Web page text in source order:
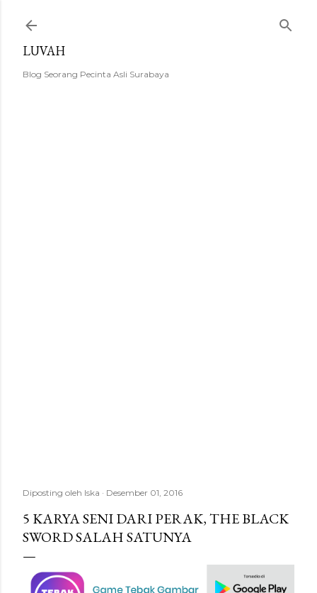
LUVAH
Blog Seorang Pecinta Asli Surabaya
Diposting oleh Iska Desember 01, 2016
5 KARYA SENI DARI PERAK, THE BLACK
SWORD SALAH SATUNYA